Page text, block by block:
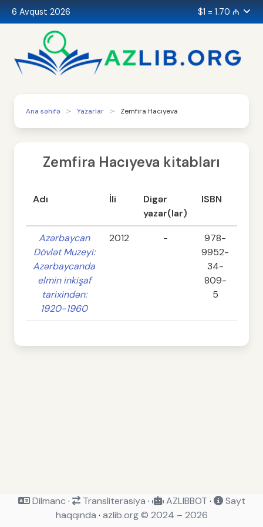
6 Avqust 2026 $1 = 1.70 ₼
Ana səhifə Yazarlar Zemfira Hacıyeva
Zemfira Hacıyeva kitabları
Adı İli
Digər
yazar(lar)
ISBN
Azərbaycan
Dövlət Muzeyi:
Azərbaycanda
elmin inkişaf
tarixindən:
1920-1960
2012 -
978-
9952-
34-
809-
5
Dilmanc · Transliterasiya · AZLIBBOT ·
Sayt
haqqında · azlib.org © 2024 – 2026